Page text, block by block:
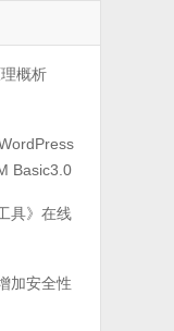
概析
Basic3.0
具》在线
加安全性